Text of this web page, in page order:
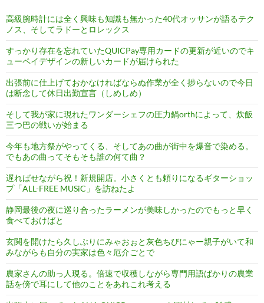
高級腕時計には全く興味も知識も無かった40代オッサンが語るテク
ノス、そしてラドーとロレックス
すっかり存在を忘れていたQUICPay専用カードの更新が近いのでキ
ューペイデザインの新しいカードが届けられた
出張前に仕上げておかなければならぬ作業が全く捗らないので今日
は断念して休日出勤宣言（しめしめ）
そして我が家に現れたワンダーシェフの圧力鍋orthによって、炊飯
三つ巴の戦いが始まる
今年も地方祭がやってくる、そしてあの曲が街中を爆音で染める。
でもあの曲ってそもそも誰の何て曲？
遅ればせながら祝！新規開店。小さくとも頼りになるギターショッ
プ「ALL-FREE MUSiC」を訪ねたよ
静岡最後の夜に巡り合ったラーメンが美味しかったのでもっと早く
食べておけばと
玄関を開けたら久しぶりにみゃおぉと灰色ちびにゃー親子がいて和
みながらも自分の実家は色々厄介ごとで
農家さんの助っ人現る。倍速で収穫しながら専門用語ばかりの農業
話を傍で耳にして他のことをあれこれ考える